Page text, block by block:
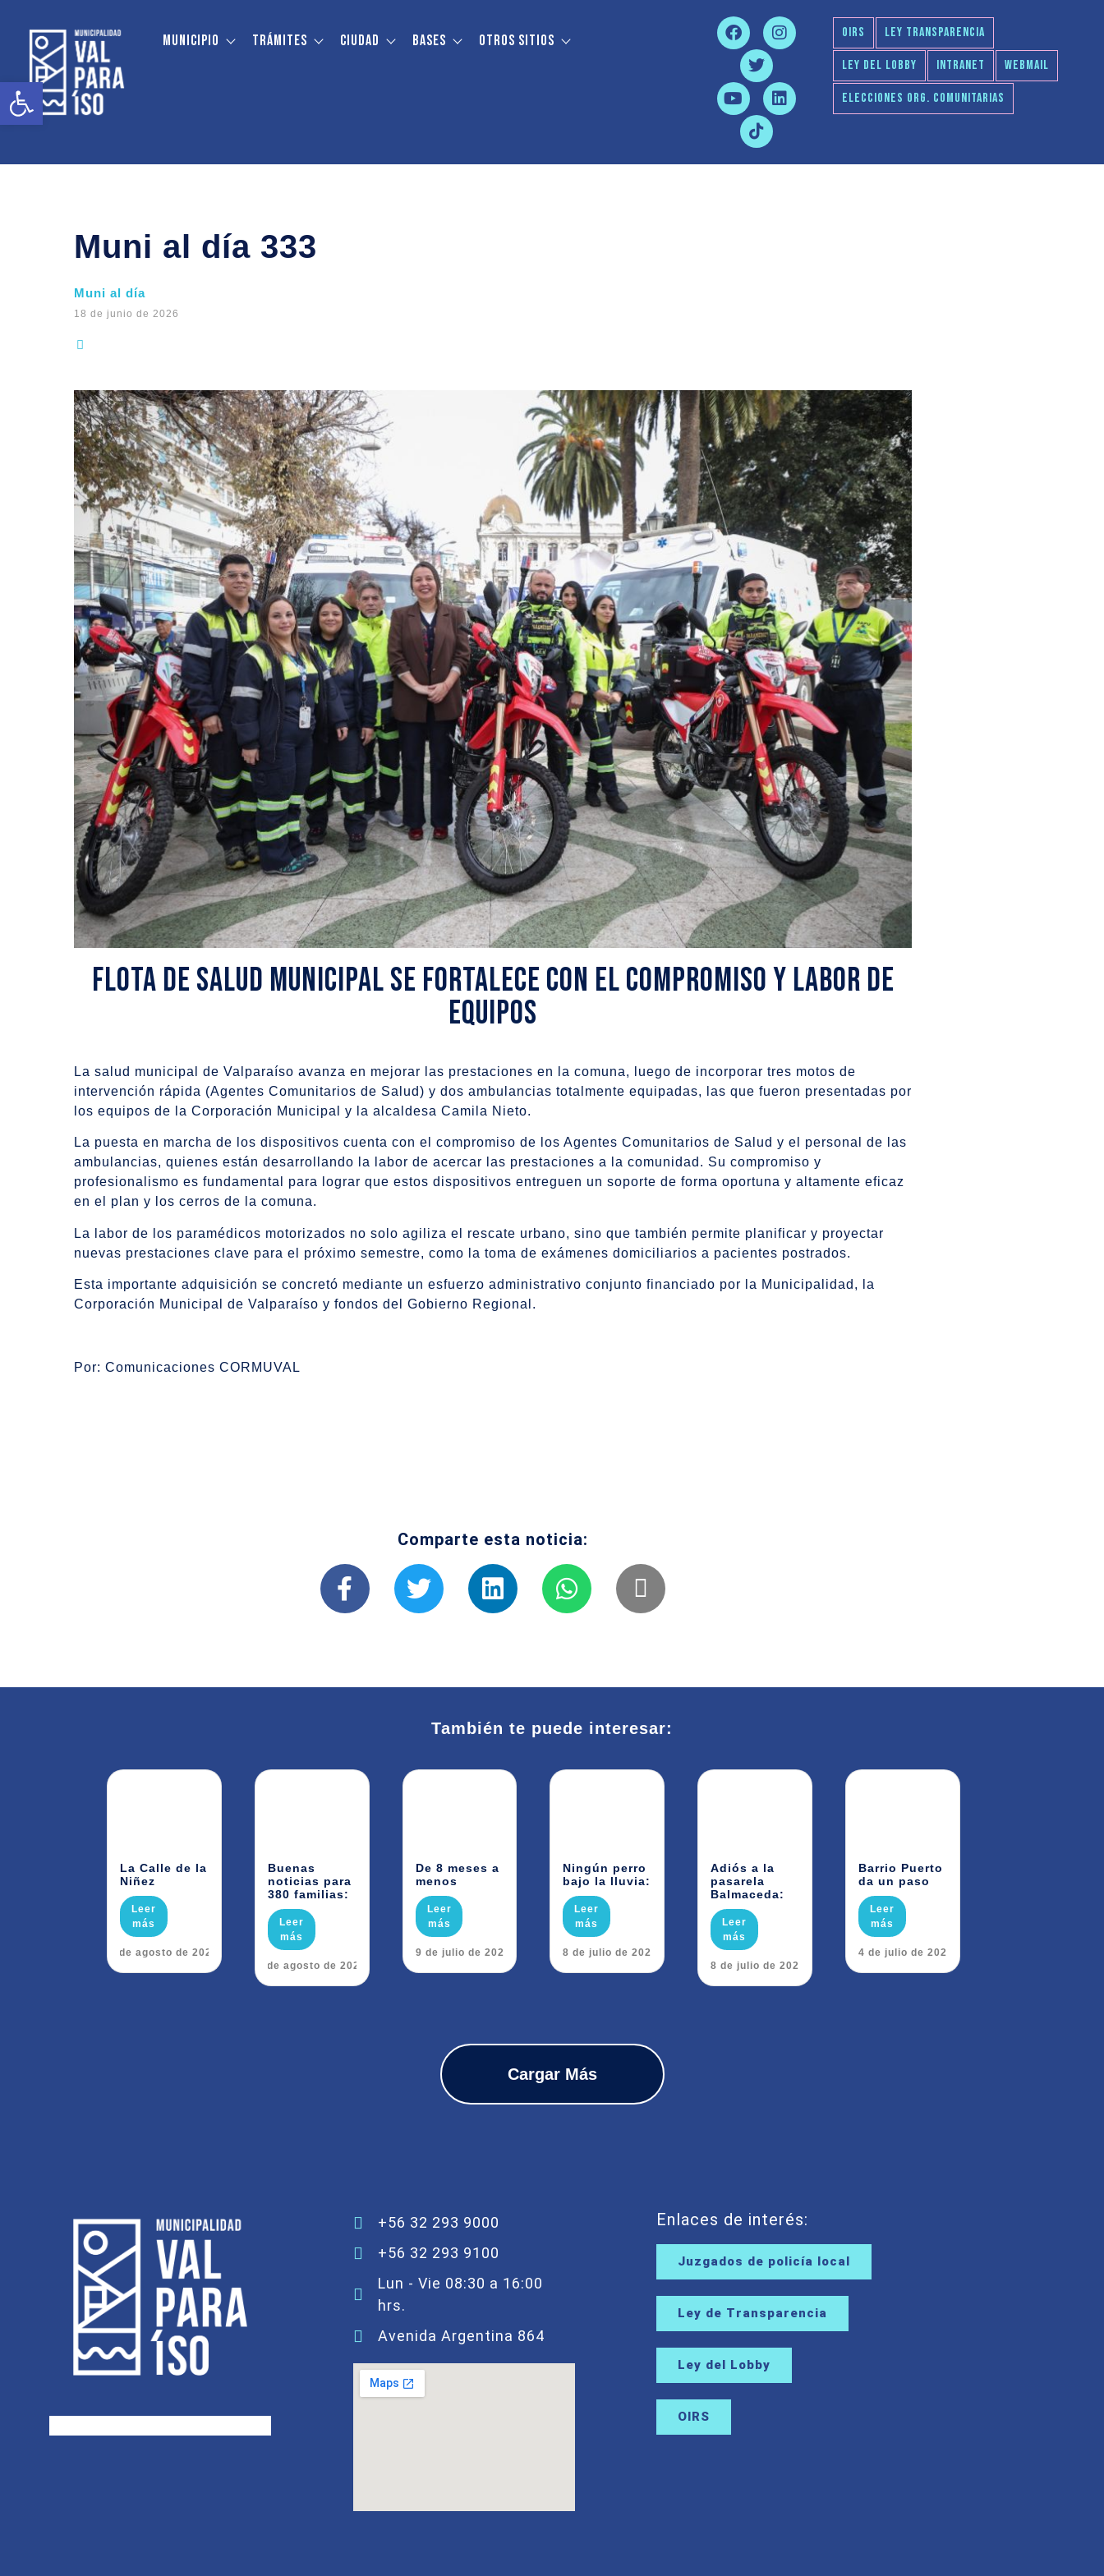
Abrir barra de herramientas
Municipio Trámites Ciudad Bases Otros sitios OIRS LEY TRANSPARENCIA
LEY DEL LOBBY INTRANET WEBMAIL
ELECCIONES ORG. COMUNITARIAS
Muni al día 333
Muni al día
18 de junio de 2026
Flota de salud municipal se fortalece con el compromiso y labor de
equipos
La salud municipal de Valparaíso avanza en mejorar las prestaciones en la comuna, luego de incorporar tres motos de
intervención rápida (Agentes Comunitarios de Salud) y dos ambulancias totalmente equipadas, las que fueron presentadas por
los equipos de la Corporación Municipal y la alcaldesa Camila Nieto.
La puesta en marcha de los dispositivos cuenta con el compromiso de los Agentes Comunitarios de Salud y el personal de las
ambulancias, quienes están desarrollando la labor de acercar las prestaciones a la comunidad. Su compromiso y
profesionalismo es fundamental para lograr que estos dispositivos entreguen un soporte de forma oportuna y altamente eficaz
en el plan y los cerros de la comuna.
La labor de los paramédicos motorizados no solo agiliza el rescate urbano, sino que también permite planificar y proyectar
nuevas prestaciones clave para el próximo semestre, como la toma de exámenes domiciliarios a pacientes postrados.
Esta importante adquisición se concretó mediante un esfuerzo administrativo conjunto financiado por la Municipalidad, la
Corporación Municipal de Valparaíso y fondos del Gobierno Regional.
Por: Comunicaciones CORMUVAL
Comparte esta noticia:
También te puede interesar:
La Calle de la
Niñez
Leer
más
6 de agosto de 2026
Buenas
noticias para
380 familias:
Leer
más
5 de agosto de 2026
De 8 meses a
menos
Leer
más
29 de julio de 2026
Ningún perro
bajo la lluvia:
Leer
más
28 de julio de 2026
Adiós a la
pasarela
Balmaceda:
Leer
más
28 de julio de 2026
Barrio Puerto
da un paso
Leer
más
24 de julio de 2026
Cargar Más
+56 32 293 9000
+56 32 293 9100
Lun - Vie 08:30 a 16:00
hrs.
Avenida Argentina 864
Enlaces de interés:
Juzgados de policía local
Ley de Transparencia
Ley del Lobby
OIRS